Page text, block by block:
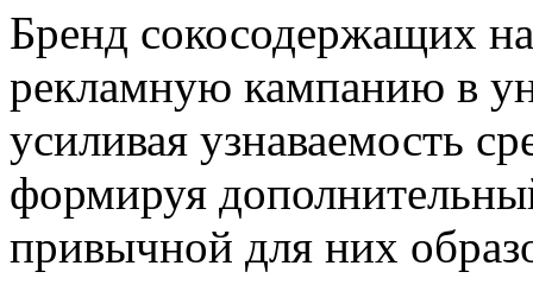
Бренд сокосодержащих
рекламную кампанию в
усиливая узнаваемость
формируя
привычной для них